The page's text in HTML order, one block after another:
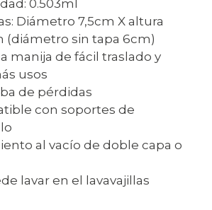
0.503ml
Diámetro 7,5cm X altura
(diámetro sin tapa 6cm)
manija de fácil traslado y
usos
de pérdidas
con soportes de
al vacío de doble capa o
lavar en el lavavajillas